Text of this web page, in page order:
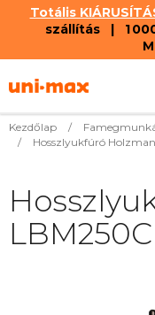
Totális
szállítás | 1
tartalomhoz
Kezdőlap /
/
Hosszlyukfúró